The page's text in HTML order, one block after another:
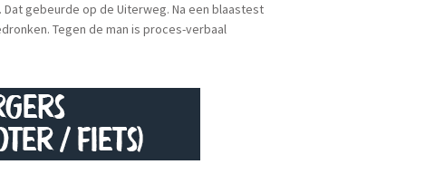
gebeurde op de Uiterweg. Na een blaastest
Tegen de man is proces-verbaal